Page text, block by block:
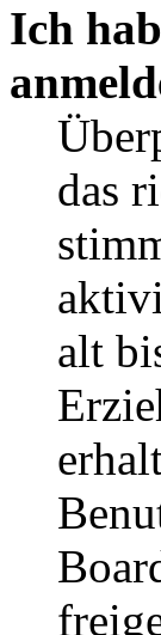
Ich
das
alt